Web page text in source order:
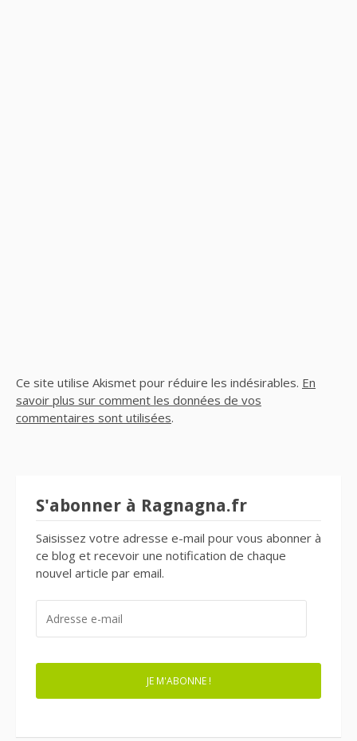
Ce site utilise Akismet pour réduire les indésirables. En
savoir plus sur comment les données de vos
commentaires sont utilisées.
S'abonner à Ragnagna.fr
Saisissez votre adresse e-mail pour vous abonner à
ce blog et recevoir une notification de chaque
nouvel article par email.
MAIL
JE M'ABONNE !